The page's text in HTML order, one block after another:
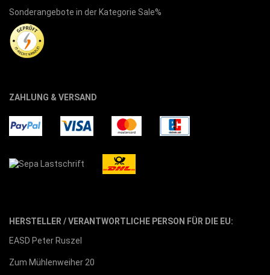
Sonderangebote in der Kategorie Sale%
ZAHLUNG & VERSAND
HERSTELLER / VERANTWORTLICHE PERSON FÜR DIE EU:
EASD Peter Ruszel
Zum Mühlenweiher 20